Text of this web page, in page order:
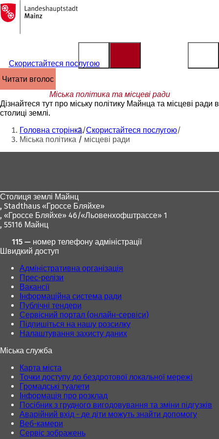
Перейти до змісту
На
головну
сторінку
Скористайтеся послугою
читати вголос
Міська політика та місцеві ради
Дізнайтеся тут про міську політику Майнца та місцеві ради в
столиці землі.
Ти
тут:
Головна сторінка Скористайтеся послугою
Міська політика / місцеві ради
Столиця землі Майнц
, Stadthaus «Гроссе Бляйхе»
, «Гроссе Бляйхе» 46/«Льовенхофштрассе» 1
, 55116 Майнц
115 — номер телефону адміністрації
Швидкий доступ
Адміністративна організація
Прес-релізи
Вакансії
Інформаційна система ради
Публічні тендери
Сервісний портал (онлайн-сервіси)
Підпишіться на нашу розсилку
Налаштування захисту даних
Міська служба
Карта міста
Точки доступу до бездротової локальної мережі
Громадські туалети
Інформація про розклад
Посібник з грудного вигодовування та зміни підгузків
Аварійний вхід - де діти можуть знайти допомогу
Веб-камери
Сервіс зображень